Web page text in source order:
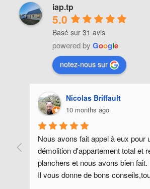
iap.tp
5.0
Basé sur 31 avis
powered byGoogle
notez-nous sur
Nicolas Briffault
10 months ago
Nous avons fait appel à eux pour
démolition d'appartement total et
planchers et nous avons bien fait.
Il vous donne de bons